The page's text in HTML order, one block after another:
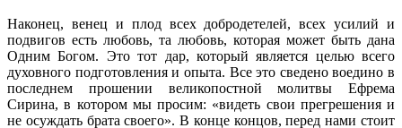
Наконец, венец и плод всех добродетелей, всех усилий и
подвигов есть любовь, та любовь, которая может быть дана
Одним Богом. Это тот дар, который является целью всего
духовного подготовления и опыта. Все это сведено воедино в
последнем прошении великопостной молитвы Ефрема
Сирина, в котором мы просим: «видеть свои прегрешения и
не осуждать брата своего». В конце концов, перед нами стоит